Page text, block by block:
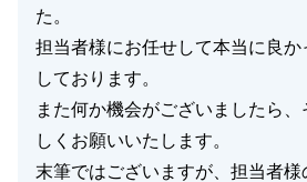
た。
担当者様にお任せして本当に良
しております。
また何か機会がございましたら
しくお願いいたします。
末筆ではございますが、担当者